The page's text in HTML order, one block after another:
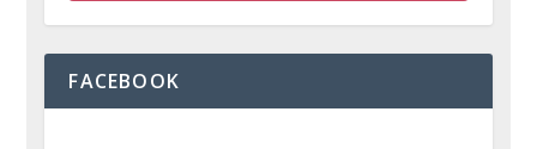
FACEBOOK